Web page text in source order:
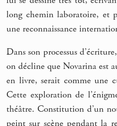
long chemin laboratoire, et
une reconnaissance
Dans son processus
on décline que Novarina est
en livre, serait comme une
Cette exploration de
théâtre. Constitution d’un